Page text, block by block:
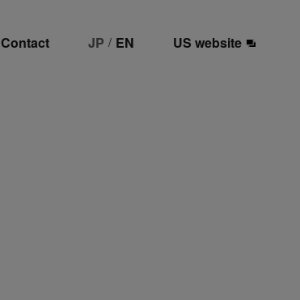
Contact JP / EN US website